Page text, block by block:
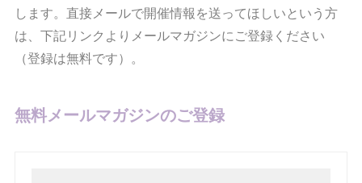
します。直接メールで開催情報を送ってほしいという方
は、下記リンクよりメールマガジンにご登録ください
（登録は無料です）。
無料メールマガジンのご登録